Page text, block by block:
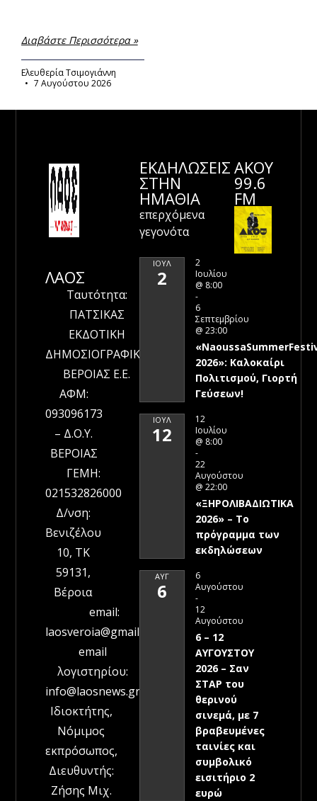
Διαβάστε Περισσότερα »
Ελευθερία Τσιμογιάννη
7 Αυγούστου 2026
ΛΑΟΣ
Ταυτότητα:
ΠΑΤΣΙΚΑΣ
ΕΚΔΟΤΙΚΗ
ΔΗΜΟΣΙΟΓΡΑΦΙΚΗ
ΒΕΡΟΙΑΣ Ε.Ε.
ΑΦΜ:
093096173
– Δ.Ο.Υ.
ΒΕΡΟΙΑΣ
ΓΕΜΗ:
021532826000
Δ/νση:
Βενιζέλου
10, ΤΚ
59131,
Βέροια
email:
laosveroia@gmail.com
email
λογιστηρίου:
info@laosnews.gr
Ιδιοκτήτης,
Νόμιμος
εκπρόσωπος,
Διευθυντής:
Ζήσης Μιχ.
ΕΚΔΗΛΩΣΕΙΣ
ΣΤΗΝ
ΗΜΑΘΊΑ
επερχόμενα
γεγονότα
ΙΟΎΛ
2
2
Ιουλίου
@ 8:00
-
6
Σεπτεμβρίου
@ 23:00
2026»: Καλοκαίρι
Πολιτισμού, Γιορτή
Γεύσεων!
ΙΟΎΛ
12
12
Ιουλίου
@ 8:00
-
22
Αυγούστου
@ 22:00
«ΞΗΡΟΛΙΒΑΔΙΩΤΙΚΑ
2026» – To
πρόγραμμα των
εκδηλώσεων
ΑΥΓ
6
6
Αυγούστου
-
12
Αυγούστου
6 – 12
ΑΥΓΟΥΣΤΟΥ
2026 – Σαν
ΣΤΑΡ του
θερινού
σινεμά, με 7
βραβευμένες
ταινίες και
συμβολικό
εισιτήριο 2
ευρώ
ΑΚΟΥ
99.6
FM